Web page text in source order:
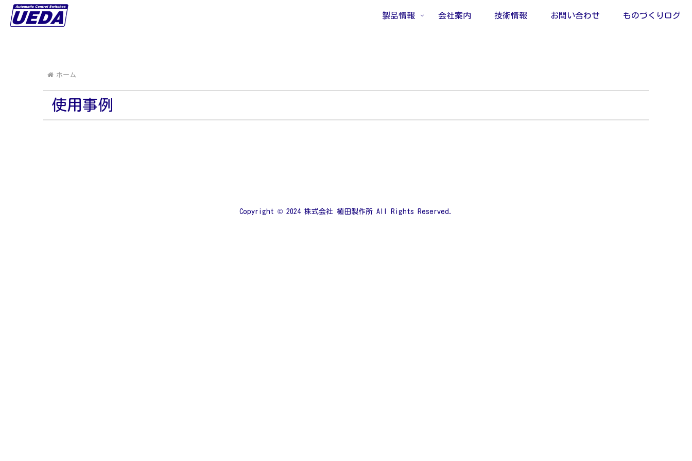
製品情報 会社案内 技術情報 お問い合わせ ものづくりログ
ホーム
使用事例
Copyright © 2024 株式会社 植田製作所 All Rights Reserved.